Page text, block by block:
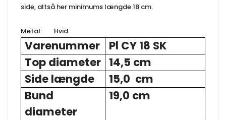
side, altså her minimums længde 18 cm.
Metal: Hvid
Varenummer
Pl CY 18 SK
Top diameter 14,5 cm
Side længde
15,0 cm
Bund
diameter
19,0 cm